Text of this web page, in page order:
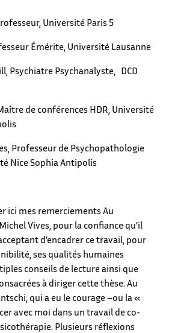
Université Paris 5
Émérite, Université Lausanne
Psychiatre Psychanalyste, DCD
de conférences HDR, Université
Professeur de Psychopathologie
Nice Sophia Antipolis
ici mes remerciements Au
Vives, pour la confiance qu’il
d’encadrer ce travail, pour
ses qualités humaines
conseils de lecture ainsi que
à diriger cette thèse. Au
qui a eu le courage –ou la «
avec moi dans un travail de co-
Plusieurs réflexions